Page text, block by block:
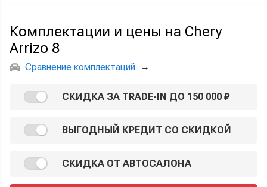
Комплектации и цены на Chery
Arrizo 8
Сравнение комплектаций →
СКИДКА ЗА TRADE-IN ДО 150 000 ₽
ВЫГОДНЫЙ КРЕДИТ СО СКИДКОЙ
СКИДКА ОТ АВТОСАЛОНА